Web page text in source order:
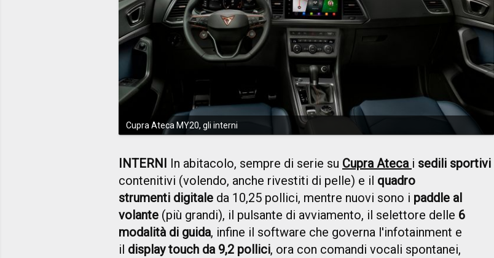
Cupra Ateca MY20, gli interni
INTERNI In abitacolo, sempre di serie su Cupra Ateca i sedili sportivi
contenitivi (volendo, anche rivestiti di pelle) e il quadro
strumenti digitale da 10,25 pollici, mentre nuovi sono i paddle al
volante (più grandi), il pulsante di avviamento, il selettore delle 6
modalità di guida, infine il software che governa l'infotainment e
il display touch da 9,2 pollici, ora con comandi vocali spontanei,